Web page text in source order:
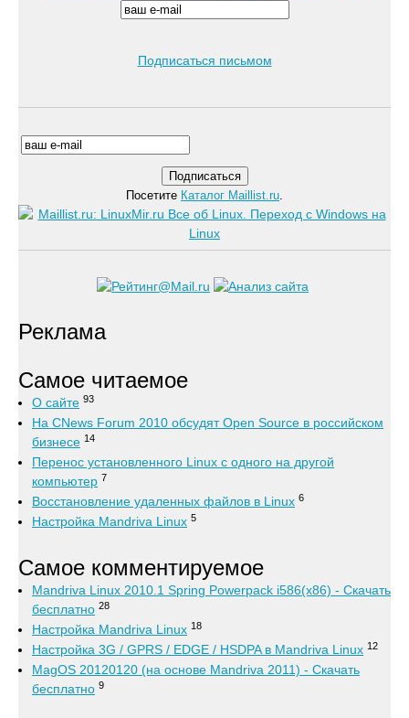
Подписаться письмом
Посетите Каталог Maillist.ru.
Реклама
Самое читаемое
О сайте 93
На CNews Forum 2010 обсудят Open Source в российском
бизнесе 14
Перенос установленного Linux с одного на другой
компьютер 7
Восстановление удаленных файлов в Linux 6
Настройка Mandriva Linux 5
Самое комментируемое
Mandriva Linux 2010.1 Spring Powerpack i586(x86) - Скачать
бесплатно 28
Настройка Mandriva Linux 18
Настройка 3G / GPRS / EDGE / HSDPA в Mandriva Linux 12
MagOS 20120120 (на основе Mandriva 2011) - Скачать
бесплатно 9